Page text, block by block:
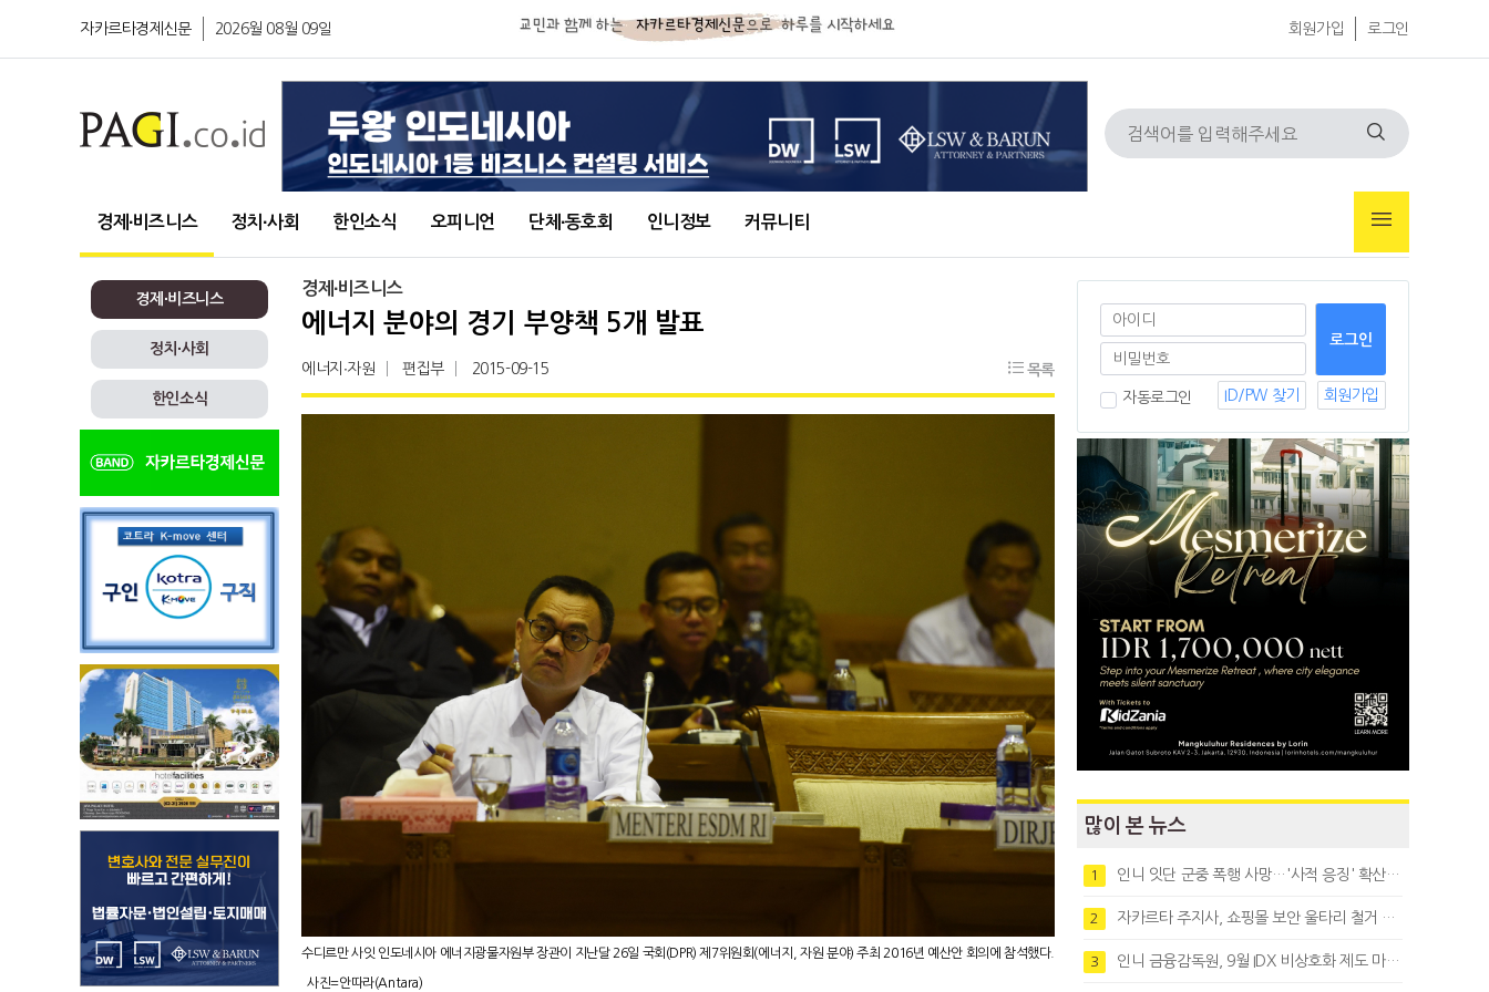
자카르타경제신문 2026월 08월 09일 회원가입 로그인
경제∙비즈니스 정치∙사회 한인소식 오피니언 단체∙동호회 인니정보 커뮤니티
경제∙비즈니스
정치∙사회
한인소식
경제∙비즈니스
에너지 분야의 경기 부양책 5개 발표
에너지∙자원 편집부 2015-09-15 목록
수디르만 사잇 인도네시아 에너지광물자원부 장관이 지난달 26일 국회(DPR) 제7위원회(에너지, 자원 분야) 주최 2016년 예산안 회의에 참석했다.
사진=안따라(Antara)
자동로그인 ID/PW 찾기 회원가입
많이 본 뉴스
1 인니 잇단 군중 폭행 사망…'사적 응징' 확산에 법치 우려
2 자카르타 주지사, 쇼핑몰 보안 울타리 철거 요청…"치안 문제없다"
3 인니 금융감독원, 9월 IDX 비상호화 제도 마련…주식회사 전환 본격화